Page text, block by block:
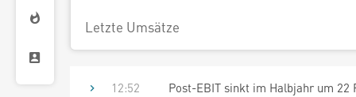
Letzte Umsätze
12:52
Post-EBIT sinkt im Halbjahr um 22